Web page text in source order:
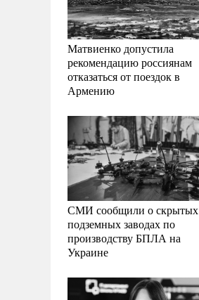
Матвиенко допустила
рекомендацию россиянам
отказаться от поездок в
Армению
СМИ сообщили о скрытых
подземных заводах по
производству БПЛА на
Украине